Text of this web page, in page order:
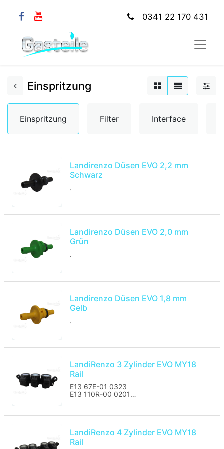
0341 22 170 431
Einspritzung
Einspritzung Filter Interface
Landirenzo Düsen EVO 2,2 mm
Schwarz
.
Landirenzo Düsen EVO 2,0 mm
Grün
.
Landirenzo Düsen EVO 1,8 mm
Gelb
.
LandiRenzo 3 Zylinder EVO MY18
Rail
E13 67E-01 0323
E13 110R-00 0201
Set 620700741
LandiRenzo 4 Zylinder EVO MY18
Rail